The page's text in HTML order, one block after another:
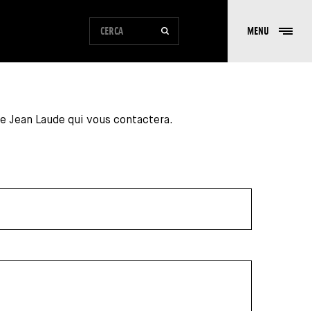
MODULO DI RICERCA DEL SITO MENU
Laude qui vous contactera.